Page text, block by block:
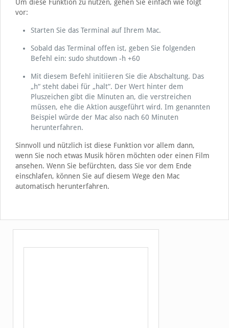
Um diese Funktion zu nutzen, gehen Sie einfach wie folgt
vor:
Starten Sie das Terminal auf Ihrem Mac.
Sobald das Terminal offen ist, geben Sie folgenden
Befehl ein: sudo shutdown -h +60
Mit diesem Befehl initiieren Sie die Abschaltung. Das
„h“ steht dabei für „halt“. Der Wert hinter dem
Pluszeichen gibt die Minuten an, die verstreichen
müssen, ehe die Aktion ausgeführt wird. Im genannten
Beispiel würde der Mac also nach 60 Minuten
herunterfahren.
Sinnvoll und nützlich ist diese Funktion vor allem dann,
wenn Sie noch etwas Musik hören möchten oder einen Film
ansehen. Wenn Sie befürchten, dass Sie vor dem Ende
einschlafen, können Sie auf diesem Wege den Mac
automatisch herunterfahren.